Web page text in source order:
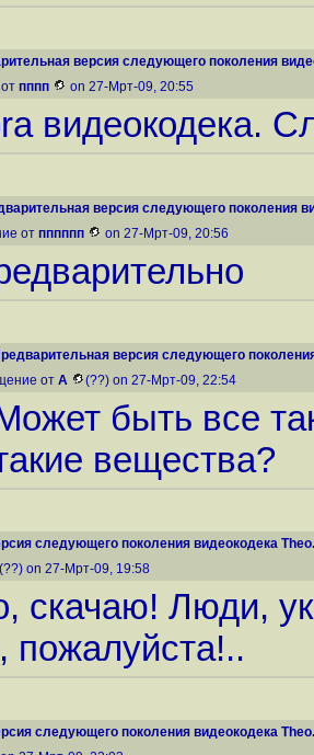
версия следующего поколения
пппп on 27-Мрт-09, 20:55
видеокодека.
версия следующего поколения
от пппппп on 27-Мрт-09, 20:56
версия следующего
от А (??) on 27-Мрт-09, 22:54
быть все
вещества?
следующего поколения видеокодека
(??) on 27-Мрт-09, 19:58
скачаю! Люди,
пожалуйста!..
следующего поколения видеокодека